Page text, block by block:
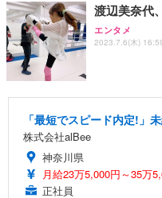
渡辺美奈代
エンタメ
2023.7.6(木)
「最短でスピード内定!」
株式会社alBee
神奈川県
月給23万5,000円～35万
正社員